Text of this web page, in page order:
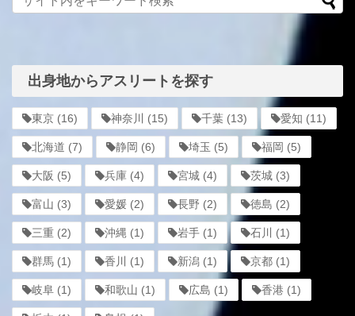
出身地からアスリートを探す
東京 (16) 神奈川 (15) 千葉 (13) 愛知 (11)
北海道 (7) 静岡 (6) 埼玉 (5) 福岡 (5)
大阪 (5) 兵庫 (4) 宮城 (4) 茨城 (3)
富山 (3) 愛媛 (2) 長野 (2) 徳島 (2)
三重 (2) 沖縄 (1) 岩手 (1) 石川 (1)
群馬 (1) 香川 (1) 新潟 (1) 京都 (1)
岐阜 (1) 和歌山 (1) 広島 (1) 香港 (1)